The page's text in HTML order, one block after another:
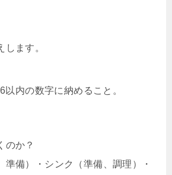
します。
以内の数字に納めること。
のか？
準備）・シンク（準備、調理）・